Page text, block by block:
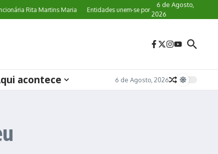
Rita Martins Maria Entidades unem-se por legislação específica de
6 de Agosto,
2026
acontece 6 de Agosto, 2026